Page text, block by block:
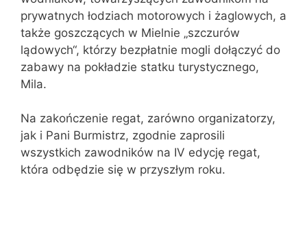
prywatnych łodziach motorowych i żaglowych, a
także goszczących w Mielnie „szczurów
lądowych“, którzy bezpłatnie mogli dołączyć do
zabawy na pokładzie statku turystycznego,
Mila.
Na zakończenie regat, zarówno organizatorzy,
jak i Pani Burmistrz, zgodnie zaprosili
wszystkich zawodników na IV edycję regat,
która odbędzie się w przyszłym roku.